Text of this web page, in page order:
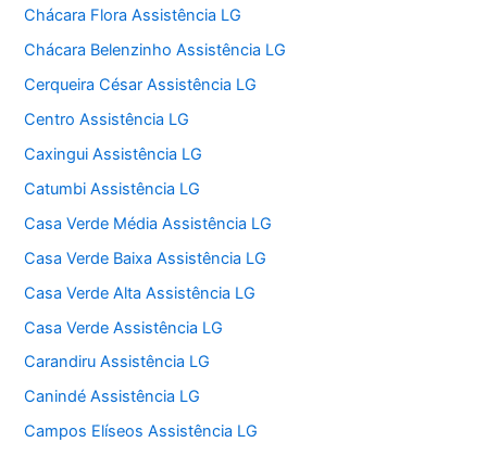
Chácara Flora Assistência LG
Chácara Belenzinho Assistência LG
Cerqueira César Assistência LG
Centro Assistência LG
Caxingui Assistência LG
Catumbi Assistência LG
Casa Verde Média Assistência LG
Casa Verde Baixa Assistência LG
Casa Verde Alta Assistência LG
Casa Verde Assistência LG
Carandiru Assistência LG
Canindé Assistência LG
Campos Elíseos Assistência LG